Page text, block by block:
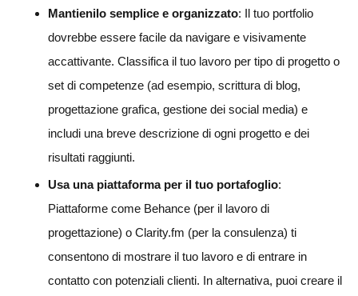
Mantienilo semplice e organizzato: Il tuo portfolio
dovrebbe essere facile da navigare e visivamente
accattivante. Classifica il tuo lavoro per tipo di progetto o
set di competenze (ad esempio, scrittura di blog,
progettazione grafica, gestione dei social media) e
includi una breve descrizione di ogni progetto e dei
risultati raggiunti.
Usa una piattaforma per il tuo portafoglio:
Piattaforme come Behance (per il lavoro di
progettazione) o Clarity.fm (per la consulenza) ti
consentono di mostrare il tuo lavoro e di entrare in
contatto con potenziali clienti. In alternativa, puoi creare il